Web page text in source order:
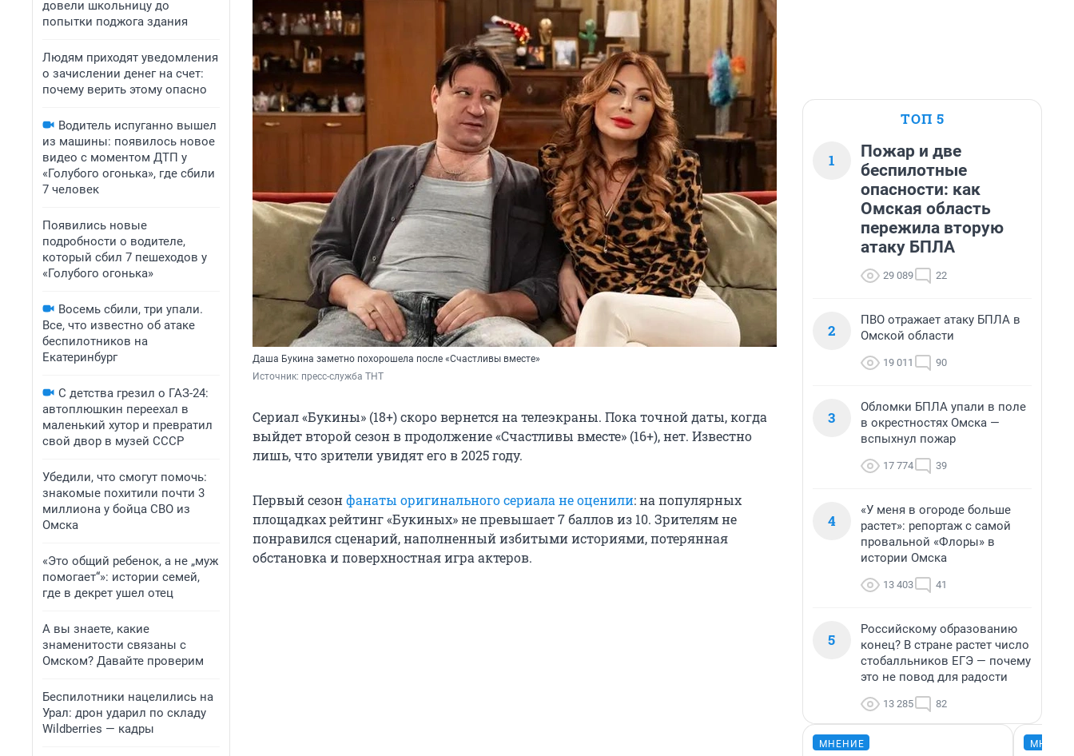
довели школьницу до
попытки поджога здания
Людям приходят уведомления
о зачислении денег на счет:
почему верить этому опасно
Водитель испуганно вышел
из машины: появилось новое
видео с моментом ДТП у
«Голубого огонька», где сбили
7 человек
Появились новые
подробности о водителе,
который сбил 7 пешеходов у
«Голубого огонька»
Восемь сбили, три упали.
Все, что известно об атаке
беспилотников на
Екатеринбург
С детства грезил о ГАЗ-24:
автоплюшкин переехал в
маленький хутор и превратил
свой двор в музей СССР
Убедили, что смогут помочь:
знакомые похитили почти 3
миллиона у бойца СВО из
Омска
«Это общий ребенок, а не „муж
помогает“»: истории семей,
где в декрет ушел отец
А вы знаете, какие
знаменитости связаны с
Омском? Давайте проверим
Беспилотники нацелились на
Урал: дрон ударил по складу
Wildberries — кадры
Даша Букина заметно похорошела после «Счастливы вместе»
Источник: пресс-служба ТНТ
Сериал «Букины» (18+) скоро вернется на телеэкраны. Пока точной даты, когда
выйдет второй сезон в продолжение «Счастливы вместе» (16+), нет. Известно
лишь, что зрители увидят его в 2025 году.
Первый сезонфанаты оригинального сериала не оценили: на популярных
площадках рейтинг «Букиных» не превышает 7 баллов из 10. Зрителям не
понравился сценарий, наполненный избитыми историями, потерянная
обстановка и поверхностная игра актеров.
ТОП 5
1
Пожар и две
беспилотные
опасности: как
Омская область
пережила вторую
атаку БПЛА
29 089 22
2
ПВО отражает атаку БПЛА в
Омской области
19 011 90
3
Обломки БПЛА упали в поле
в окрестностях Омска —
вспыхнул пожар
17 774 39
4
«У меня в огороде больше
растет»: репортаж с самой
провальной «Флоры» в
истории Омска
13 403 41
5
Российскому образованию
конец? В стране растет число
стобалльников ЕГЭ — почему
это не повод для радости
13 285 82
МНЕНИЕ